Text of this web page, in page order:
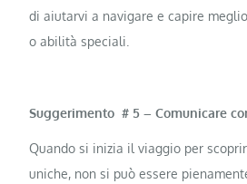
di aiutarvi a navigare e capire
o abilità speciali.
Suggerimento # 5 – Comunicare
Quando si inizia il viaggio per
uniche, non si può essere